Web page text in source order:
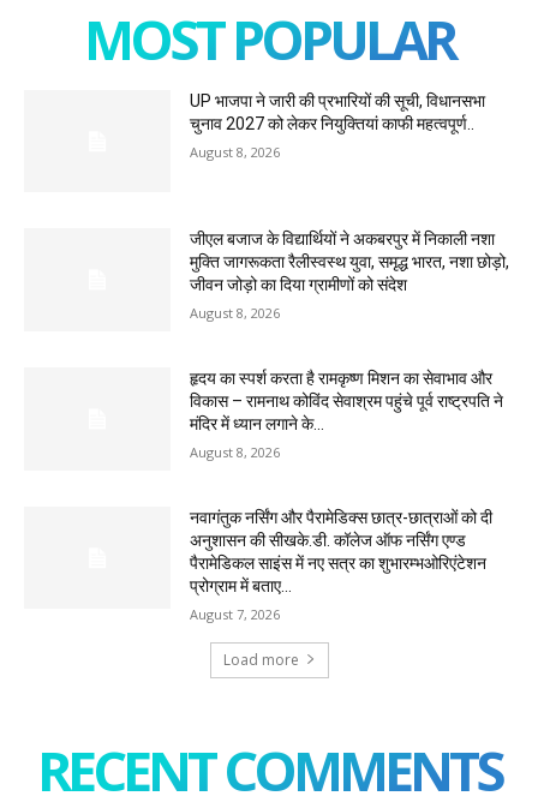
MOST POPULAR
UP भाजपा ने जारी की प्रभारियों की सूची, विधानसभा
चुनाव 2027 को लेकर नियुक्तियां काफी महत्वपूर्ण..
August 8, 2026
जीएल बजाज के विद्यार्थियों ने अकबरपुर में निकाली नशा
मुक्ति जागरूकता रैलीस्वस्थ युवा, समृद्ध भारत, नशा छोड़ो,
जीवन जोड़ो का दिया ग्रामीणों को संदेश
August 8, 2026
हृदय का स्पर्श करता है रामकृष्ण मिशन का सेवाभाव और
विकास – रामनाथ कोविंद सेवाश्रम पहुंचे पूर्व राष्ट्रपति ने
मंदिर में ध्यान लगाने के...
August 8, 2026
नवागंतुक नर्सिंग और पैरामेडिक्स छात्र-छात्राओं को दी
अनुशासन की सीखके.डी. कॉलेज ऑफ नर्सिंग एण्ड
पैरामेडिकल साइंस में नए सत्र का शुभारम्भओरिएंटेशन
प्रोग्राम में बताए...
August 7, 2026
Load more
RECENT COMMENTS